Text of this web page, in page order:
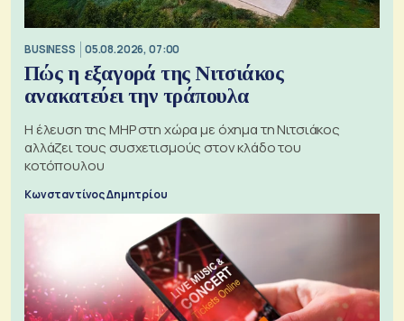
BUSINESS 05.08.2026, 07:00
Πώς η εξαγορά της Νιτσιάκος
ανακατεύει την τράπουλα
H έλευση της MHP στη χώρα με όχημα τη Νιτσιάκος
αλλάζει τους συσχετισμούς στον κλάδο του
κοτόπουλου
Κωνσταντίνος Δημητρίου